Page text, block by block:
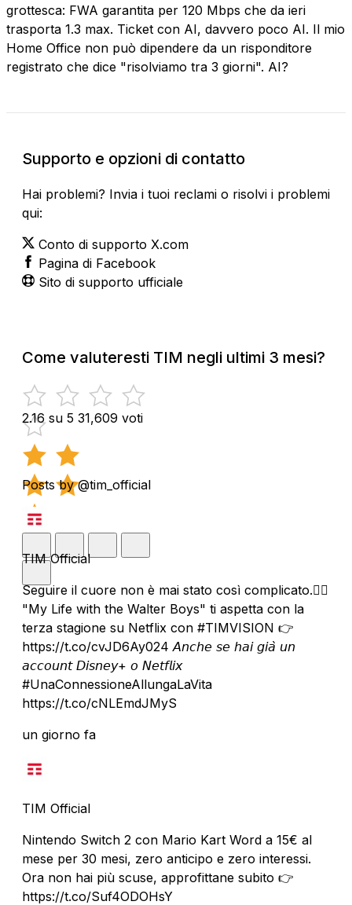
grottesca: FWA garantita per 120 Mbps che da ieri
trasporta 1.3 max. Ticket con AI, davvero poco AI. Il mio
Home Office non può dipendere da un risponditore
registrato che dice "risolviamo tra 3 giorni". AI?
Supporto e opzioni di contatto
Hai problemi? Invia i tuoi reclami o risolvi i problemi
qui:
Conto di supporto X.com
Pagina di Facebook
Sito di supporto ufficiale
Come valuteresti TIM negli ultimi 3 mesi?
2.16 su 5 31,609 voti
Posts by @tim_official
TIM Official
Seguire il cuore non è mai stato così complicato.❤️‍🔥
"My Life with the Walter Boys" ti aspetta con la
terza stagione su Netflix con #TIMVISION 👉
https://t.co/cvJD6Ay024 𝘈𝘯𝘤𝘩𝘦 𝘴𝘦 𝘩𝘢𝘪 𝘨𝘪𝘢̀ 𝘶𝘯
𝘢𝘤𝘤𝘰𝘶𝘯𝘵 𝘋𝘪𝘴𝘯𝘦𝘺+ 𝘰 𝘕𝘦𝘵𝘧𝘭𝘪𝘹
#UnaConnessioneAllungaLaVita
https://t.co/cNLEmdJMyS
un giorno fa
TIM Official
Nintendo Switch 2 con Mario Kart Word a 15€ al
mese per 30 mesi, zero anticipo e zero interessi.
Ora non hai più scuse, approfittane subito 👉
https://t.co/Suf4ODOHsY